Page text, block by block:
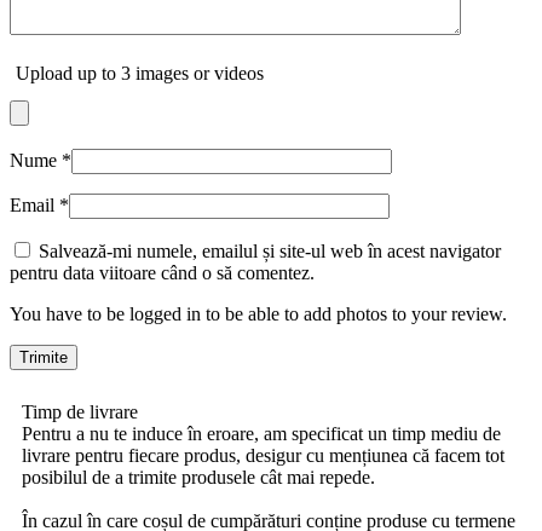
Upload up to 3 images or videos
Nume *
Email *
Salvează-mi numele, emailul și site-ul web în acest navigator
pentru data viitoare când o să comentez.
You have to be logged in to be able to add photos to your review.
Timp de livrare
Pentru a nu te induce în eroare, am specificat un timp mediu de
livrare pentru fiecare produs, desigur cu mențiunea că facem tot
posibilul de a trimite produsele cât mai repede.
În cazul în care coșul de cumpărături conține produse cu termene